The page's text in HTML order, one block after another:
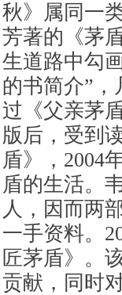
秋》属同一
芳著的《茅
生道路中勾
的书简介”，
过《父亲茅
版后，受到
盾》， 2004
盾的生活。
人，因而两
一手资料。
匠茅盾》。
贡献，同时